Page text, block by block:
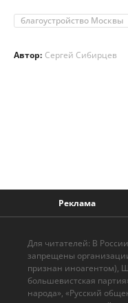
благоустройство Москвы
Автор: Сергей Сибирцев
Реклама
Для читателей: В
запрещены
признан иноагентом),
большевистская
народа», «Русский